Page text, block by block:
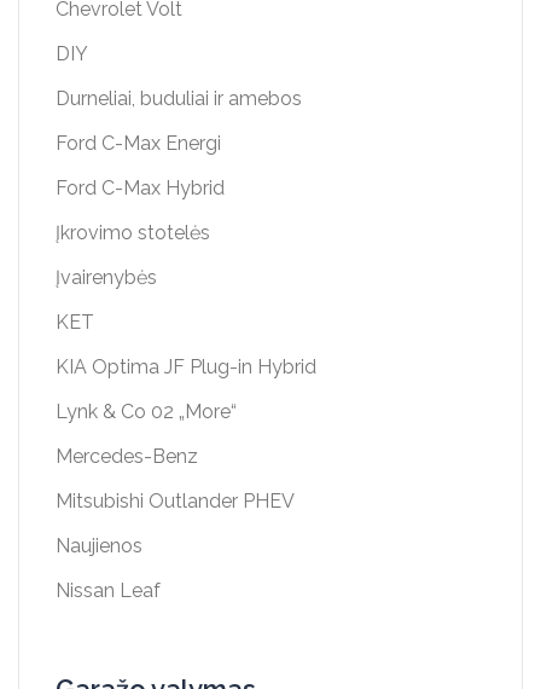
Chevrolet Volt
DIY
Durneliai, buduliai ir amebos
Ford C-Max Energi
Ford C-Max Hybrid
Įkrovimo stotelės
Įvairenybės
KET
KIA Optima JF Plug-in Hybrid
Lynk & Co 02 „More“
Mercedes-Benz
Mitsubishi Outlander PHEV
Naujienos
Nissan Leaf